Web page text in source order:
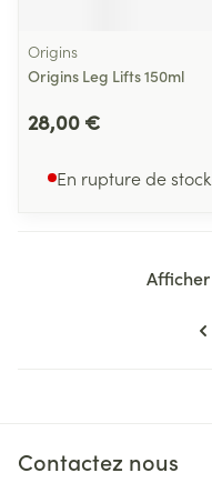
Origins
Origins Leg Lifts 150ml
28,00 €
En rupture de stock
Afficher
Contactez nous